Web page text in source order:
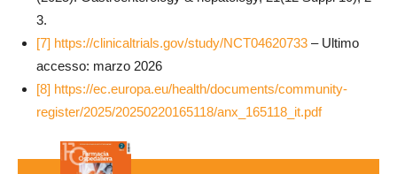
3.
[7] https://clinicaltrials.gov/study/NCT04620733 – Ultimo
accesso: marzo 2026
[8] https://ec.europa.eu/health/documents/community-
register/2025/20250220165118/anx_165118_it.pdf